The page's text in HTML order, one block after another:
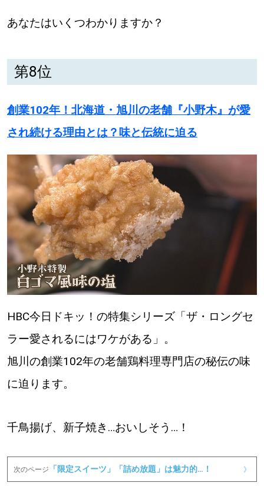
あなたはいくつわかりますか？
第8位
創業102年！北海道・旭川の老舗『小野木』が愛
され続ける理由とは？味と伝統に迫る
HBC今日ドキッ！の特集シリーズ「ザ・ロングセ
ラー愛されるにはワケがある」。
旭川の創業102年の老舗鶏料理専門店の秘伝の味
に迫ります。
千鳥揚げ、新子焼き…おいしそう…！
次のページ 「限定スイーツ」「詰め放題」は魅力的…！ 》